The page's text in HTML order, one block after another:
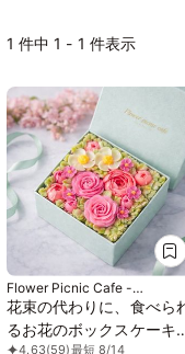
1 件中 1 - 1 件表示
Flower Picnic Cafe -
Hakodate-
花束の代わりに、食べら
るお花のボックスケーキ
4.63(59)最短 8/14